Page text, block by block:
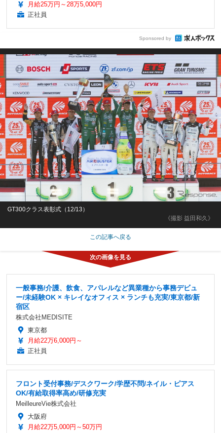
月給25万円～28万5,000円
正社員
Sponsored by
《撮影 益田和久》
GT300クラス表彰式（12/13）
この記事へ戻る
一般事務/介護、飲食、アパレルなど異業種から事務デビュ
ー/未経験OK × キレイなオフィス × ランチも充実/東京都/新
宿区
株式会社MEDISITE
東京都
月給22万6,000円～
正社員
フロント受付事務/デスクワーク/学歴不問/ネイル・ピアス
OK/有給取得率高め/研修充実
MeilleureVie株式会社
大阪府
月給22万5,000円～50万円